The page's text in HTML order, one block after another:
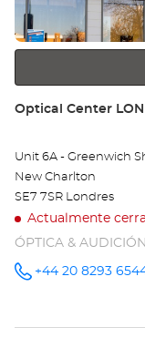
más
información
Tienda:
Optical Center
Unit 6A - Greenwich
New Charlton
SE7 7SR Londres
Actualmente
ÓPTICA & AUDICIÓN
número
+44 20 8293